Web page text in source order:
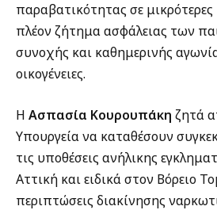
παραβατικότητας σε μικρότερες
πλέον ζήτημα ασφάλειας των
συνοχής και καθημερινής
οικογένειες.
Η Ασπασία Κουρουπάκη ζητά
Υπουργεία να καταθέσουν
τις υποθέσεις ανήλικης
Αττική και ειδικά στον Βόρειο
περιπτώσεις διακίνησης